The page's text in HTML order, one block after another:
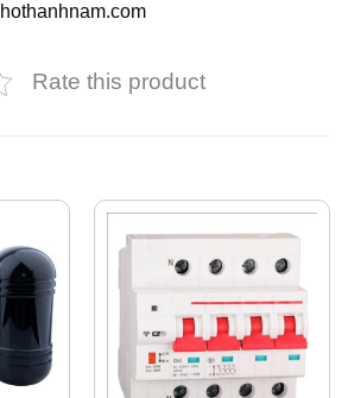
Rate this product